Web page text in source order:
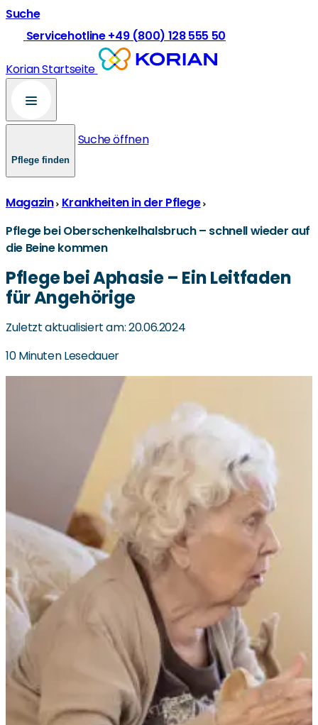
Suche
Servicehotline +49 (800) 128 555 50
Korian Startseite
Pflege finden
Suche öffnen
Magazin Krankheiten in der Pflege
Pflege bei Oberschenkelhalsbruch – schnell wieder auf
die Beine kommen
Pflege bei Aphasie – Ein Leitfaden
für Angehörige
Zuletzt aktualisiert am: 20.06.2024
10 Minuten Lesedauer